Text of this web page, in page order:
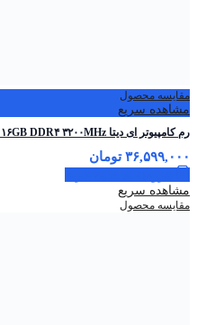
مقایسه محصول
مشاهده سریع
رم کامپیوتر ای دیتا Premier ۱۶GB DDR۴ ۳۲۰۰MHz
۳۶,۵۹۹,۰۰۰ تومان
مشاهده سریع
مقایسه محصول